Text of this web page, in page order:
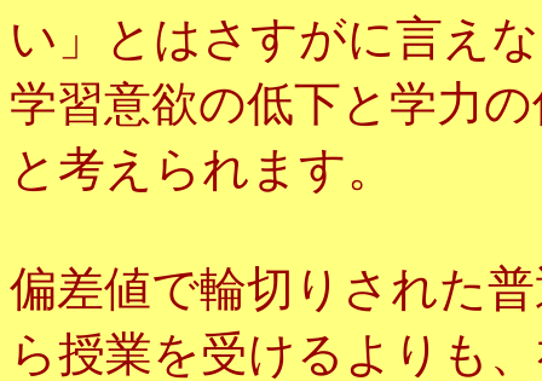
い」とはさすがに言え
学習意欲の低下と学力
と考えられます。
偏差値で輪切りされた
ら授業を受けるよりも